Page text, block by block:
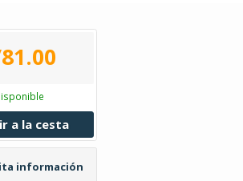
a la cesta
información